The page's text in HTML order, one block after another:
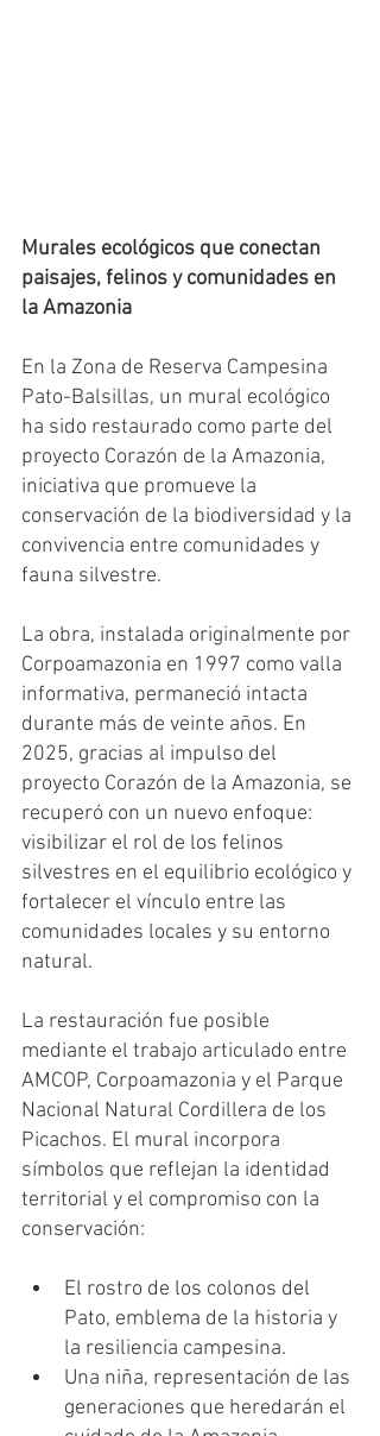
Murales ecológicos que conectan
paisajes, felinos y comunidades en
la Amazonia
En la Zona de Reserva Campesina
Pato-Balsillas, un mural ecológico
ha sido restaurado como parte del
proyecto Corazón de la Amazonia,
iniciativa que promueve la
conservación de la biodiversidad y la
convivencia entre comunidades y
fauna silvestre.
La obra, instalada originalmente por
Corpoamazonia en 1997 como valla
informativa, permaneció intacta
durante más de veinte años. En
2025, gracias al impulso del
proyecto Corazón de la Amazonia, se
recuperó con un nuevo enfoque:
visibilizar el rol de los felinos
silvestres en el equilibrio ecológico y
fortalecer el vínculo entre las
comunidades locales y su entorno
natural.
La restauración fue posible
mediante el trabajo articulado entre
AMCOP, Corpoamazonia y el Parque
Nacional Natural Cordillera de los
Picachos. El mural incorpora
símbolos que reflejan la identidad
territorial y el compromiso con la
conservación:
El rostro de los colonos del
Pato, emblema de la historia y
la resiliencia campesina.
Una niña, representación de las
generaciones que heredarán el